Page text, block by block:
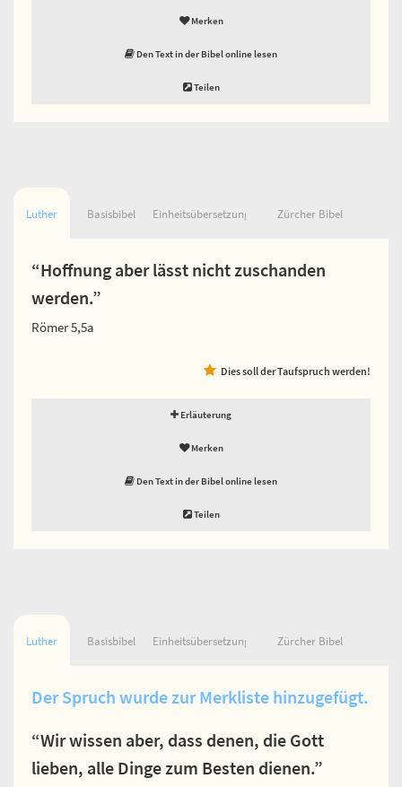
Merken
Den Text in der Bibel online lesen
Teilen
Luther Basisbibel Einheitsübersetzung Zürcher Bibel
“Hoffnung aber lässt nicht zuschanden
werden.”
Römer 5,5a
Dies soll der Taufspruch werden!
Erläuterung
Merken
Den Text in der Bibel online lesen
Teilen
Luther Basisbibel Einheitsübersetzung Zürcher Bibel
Der Spruch wurde zur Merkliste hinzugefügt.
“Wir wissen aber, dass denen, die Gott
lieben, alle Dinge zum Besten dienen.”